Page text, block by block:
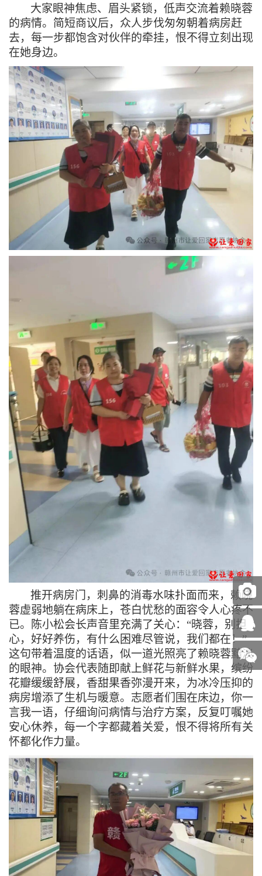
大家眼神焦虑、眉头紧锁，低声交流着赖晓蓉
的病情。简短商议后，众人步伐匆匆朝着病房赶
去，每一步都饱含对伙伴的牵挂，恨不得立刻出现
在她身边。
推开病房门，刺鼻的消毒水味扑面而来，赖晓
蓉虚弱地躺在病床上，苍白忧愁的面容令人心疼不
已。陈小松会长声音里充满了关心： “晓蓉，别担
心，好好养伤，有什么困难尽管说，我们都在！”
这句带着温度的话语，似一道光照亮了赖晓蓉黯淡
的眼神。协会代表随即献上鲜花与新鲜水果，缤纷
花瓣缓缓舒展，香甜果香弥漫开来，为冰冷压抑的
病房增添了生机与暖意。志愿者们围在床边，你一
言我一语，仔细询问病情与治疗方案，反复叮嘱她
安心休养，每一个字都藏着关爱，恨不得将所有关
怀都化作力量。